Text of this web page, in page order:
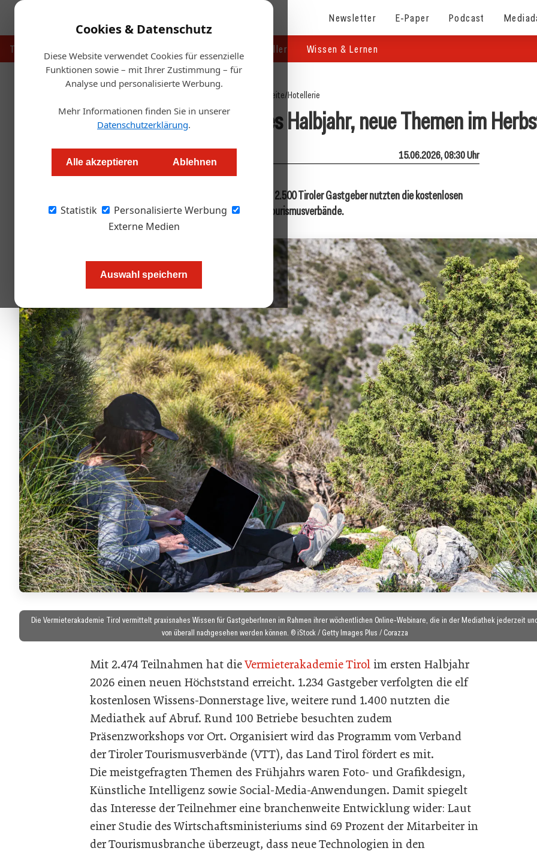
Cookies & Datenschutz
Diese Website verwendet Cookies für essenzielle
Funktionen sowie – mit Ihrer Zustimmung – für
Analyse und personalisierte Werbung.
Mehr Informationen finden Sie in unserer
Datenschutzerklärung.
Alle akzeptieren Ablehnen
Statistik
Personalisierte Werbung
Externe Medien
Auswahl speichern
Newsletter E-Paper Podcast
Touristik Handel & Hersteller Wissen & Lernen
Startseite/Hotellerie
Vermieterakademie Tirol: Starkes Halbjahr, neue Themen im
Redaktion.OEGZ 15.06.2026, 08:30 Uhr
Positive Bilanz des Webinarfrühlings 2026: Fast 2.500 Tiroler Gastgeber nutzten die kostenlosen
Bildungsangebote des Verbandes der Tiroler Tourismusverbände.
Die Vermieterakademie Tirol vermittelt praxisnahes Wissen für GastgeberInnen im Rahmen ihrer wöchentlichen Online‑Webinare, die in der Mediathek jederzeit
von überall nachgesehen werden können. © iStock / Getty Images Plus / Corazza
Mit 2.474 Teilnahmen hat dieVermieterakademie Tirol im ersten Halbjahr
2026 einen neuen Höchststand erreicht. 1.234 Gastgeber verfolgten die elf
kostenlosen Wissens-Donnerstage live, weitere rund 1.400 nutzten die
Mediathek auf Abruf. Rund 100 Betriebe besuchten zudem
Präsenzworkshops vor Ort. Organisiert wird das Programm vom Verband
der Tiroler Tourismusverbände (VTT), das Land Tirol fördert es mit.
Die meistgefragten Themen des Frühjahrs waren Foto- und Grafikdesign,
Künstliche Intelligenz sowie Social-Media-Anwendungen. Damit spiegelt
das Interesse der Teilnehmer eine branchenweite Entwicklung wider: Laut
einer Studie des Wirtschaftsministeriums sind 69 Prozent der Mitarbeiter in
der Tourismusbranche überzeugt, dass neue Technologien in den